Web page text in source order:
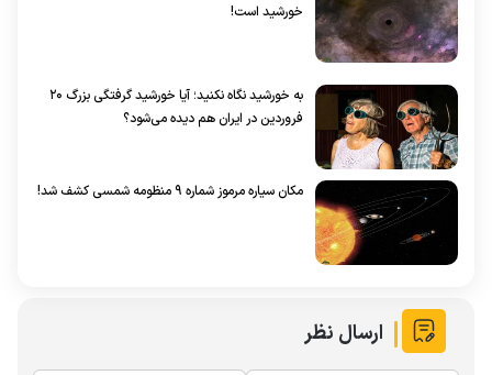
خورشید است!
به خورشید نگاه نکنید؛ آیا خورشید گرفتگی بزرگ ۲۰
فروردین در ایران هم دیده می‌شود؟
مکان سیاره مرموز شماره ۹ منظومه شمسی کشف شد!
ارسال نظر